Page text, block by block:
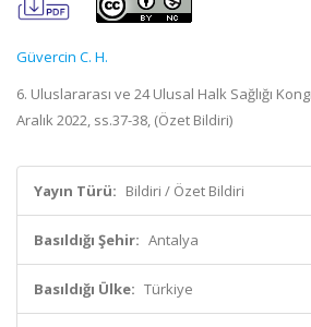
Güvercin C. H.
6. Uluslararası ve 24 Ulusal Halk Sağlığı
Aralık 2022, ss.37-38, (Özet Bildiri)
Yayın Türü: Bildiri / Özet Bildiri
Basıldığı Şehir: Antalya
Basıldığı Ülke: Türkiye